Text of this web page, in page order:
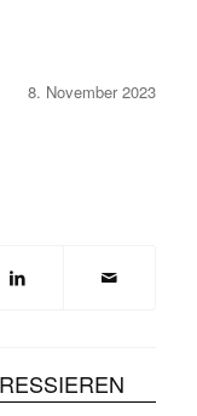
8. November 2023